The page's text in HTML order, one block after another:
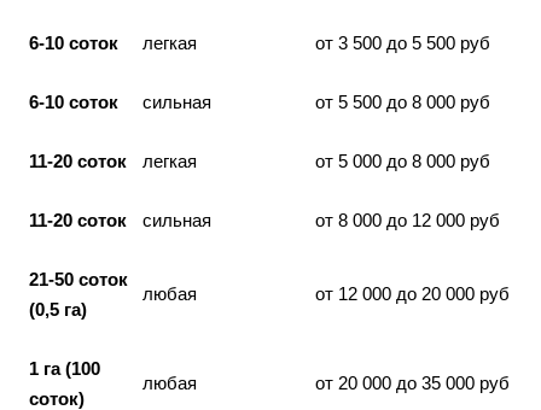
6-10 соток легкая от 3 500 до 5 500 руб
6-10 соток сильная от 5 500 до 8 000 руб
11-20 соток легкая от 5 000 до 8 000 руб
11-20 соток сильная от 8 000 до 12 000 руб
21-50 соток
(0,5 га)
любая от 12 000 до 20 000 руб
1 га (100
соток)
любая от 20 000 до 35 000 руб